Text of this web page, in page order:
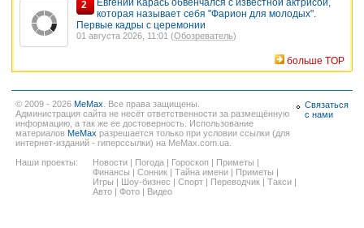
2
которая называет себя "Фарион для молодых".
Первые кадры с церемонии
01 августа 2026, 11:01 (Обозреватель)
больше TOP
© 2009 - 2026 MeMax . Все права защищены.
Администрация сайта не несёт ответственности за размещённую
информацию, а так же ее достоверность. Использование
материалов MeMax разрешается только при условии ссылки (для
интернет-изданий - гиперссылки) на MeMax.com.ua.
Наши проекты:
Новости | Погода | Гороскоп | Приметы |
Финансы | Сонник | Тайна имени | Приметы |
Игры | Шоу-бизнес | Спорт | Переводчик | Такси |
Авто | Фото | Видео
Связаться
с нами